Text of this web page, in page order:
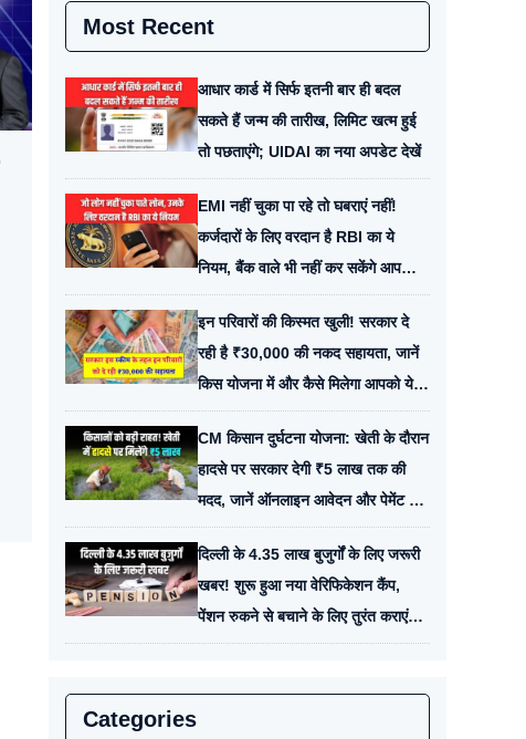
Most Recent
आधार कार्ड में सिर्फ इतनी बार ही बदल
सकते हैं जन्म की तारीख, लिमिट खत्म हुई
तो पछताएंगे; UIDAI का नया अपडेट देखें
EMI नहीं चुका पा रहे तो घबराएं नहीं!
कर्जदारों के लिए वरदान है RBI का ये
नियम, बैंक वाले भी नहीं कर सकेंगे आपको
परेशान
इन परिवारों की किस्मत खुली! सरकार दे
रही है ₹30,000 की नकद सहायता, जानें
किस योजना में और कैसे मिलेगा आपको ये
पैसा
CM किसान दुर्घटना योजना: खेती के दौरान
हादसे पर सरकार देगी ₹5 लाख तक की
मदद, जानें ऑनलाइन आवेदन और पेमेंट की
पूरी प्रक्रिया
दिल्ली के 4.35 लाख बुजुर्गों के लिए जरूरी
खबर! शुरू हुआ नया वेरिफिकेशन कैंप,
पेंशन रुकने से बचाने के लिए तुरंत कराएं
सत्यापन
Categories